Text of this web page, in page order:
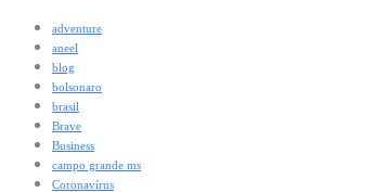
adventure
aneel
blog
bolsonaro
brasil
Brave
Business
campo grande ms
Coronavírus